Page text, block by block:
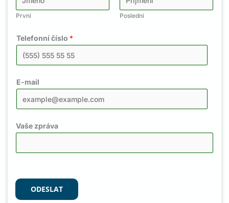
První Poslední
Telefonní číslo *
E-mail
Vaše zpráva
ODESLAT